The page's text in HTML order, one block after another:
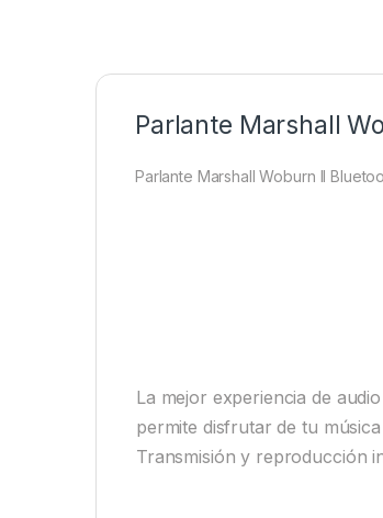
Parlante Marshall
Parlante Marshall Woburn II
La mejor experiencia de
permite disfrutar de tu
Transmisión y reproducción